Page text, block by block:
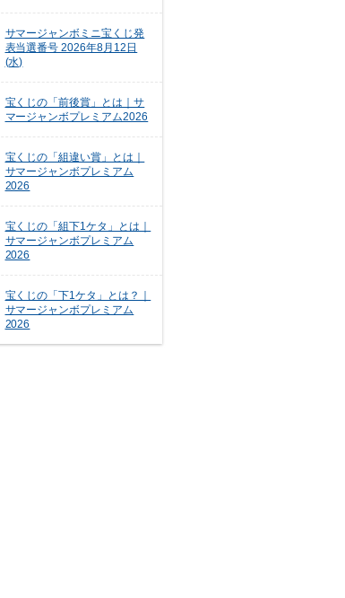
サマージャンボミニ宝くじ発
表当選番号 2026年8月12日
(水)
宝くじの「前後賞」とは｜サ
マージャンボプレミアム2026
宝くじの「組違い賞」とは｜
サマージャンボプレミアム
2026
宝くじの「組下1ケタ」とは｜
サマージャンボプレミアム
2026
宝くじの「下1ケタ」とは？｜
サマージャンボプレミアム
2026